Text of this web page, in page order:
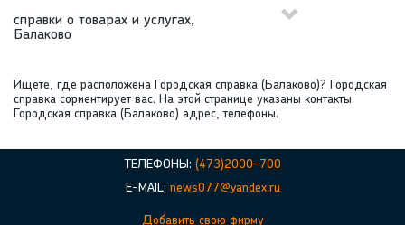
справки о товарах и услугах,
Балаково
Ищете, где расположена Городская справка (Балаково)? Городская
справка сориентирует вас. На этой странице указаны контакты
Городская справка (Балаково) адрес, телефоны.
ТЕЛЕФОНЫ: (473)2000-700
E-MAIL: news077@yandex.ru
Добавить свою фирму